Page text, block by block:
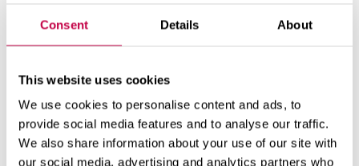
Consent Details About
This website uses cookies
We use cookies to personalise content and ads, to
provide social media features and to analyse our traffic.
We also share information about your use of our site with
our social media, advertising and analytics partners who
kokam, akmenim un dabai kopumā. Daudzas
idejas ierosinājis Pekka Kariniemi:
"Kāpēc jāpārvērš vērtīgi, līdz pat trīssimt
gadiem seni koki par milimetru plānām finiera
loksnēm, ja var izmantot veselus kokus kā
celtniecības un interjera dizaina elementus? Ja